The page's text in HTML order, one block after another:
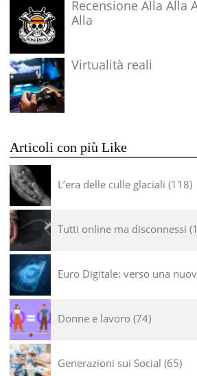
Recensione Alla Alla
Alla
Virtualità reali
Articoli con più Like
L’era delle culle glaciali 118
Tutti online ma disconnessi
Euro Digitale: verso una
Donne e lavoro 74
Generazioni sui Social 65